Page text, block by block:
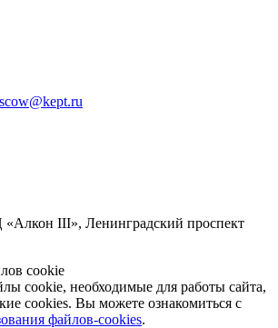
III», Ленинградский проспект
cookie
cookie, необходимые для работы сайта,
cookies. Вы можете ознакомиться с
файлов-cookies.